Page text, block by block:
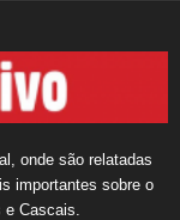
onde são relatadas
importantes sobre o
Cascais.